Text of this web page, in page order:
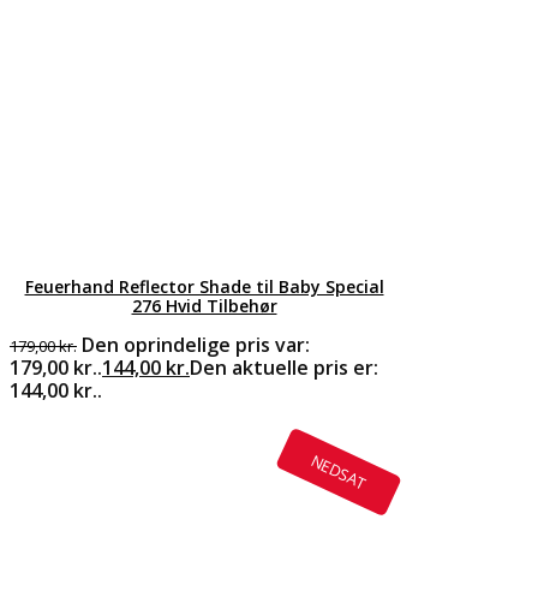
Feuerhand Reflector Shade til Baby Special
276 Hvid Tilbehør
179,00kr. Den oprindelige pris var:
179,00 kr..144,00 kr.Den aktuelle pris er:
144,00 kr..
NEDSAT